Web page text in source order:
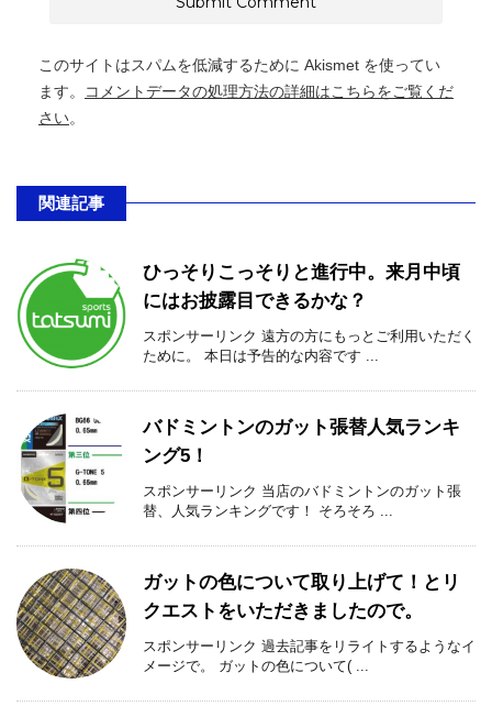
このサイトはスパムを低減するために Akismet を使ってい
ます。
コメントデータの処理方法の詳細はこちらをご覧くだ
さい。
関連記事
ひっそりこっそりと進行中。来月中頃
にはお披露目できるかな？
スポンサーリンク 遠方の方にもっとご利用いただく
ために。 本日は予告的な内容です ...
バドミントンのガット張替人気ランキ
ング5！
スポンサーリンク 当店のバドミントンのガット張
替、人気ランキングです！ そろそろ ...
ガットの色について取り上げて！とリ
クエストをいただきましたので。
スポンサーリンク 過去記事をリライトするようなイ
メージで。 ガットの色について( ...